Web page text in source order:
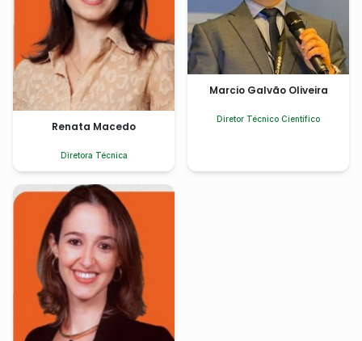
Renata Macedo
Diretora Técnica
Marcio Galvão Oliveira
Diretor Técnico Científico